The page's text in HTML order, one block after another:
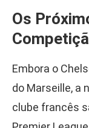
Os
Embora o
do Marseille, a
clube francês